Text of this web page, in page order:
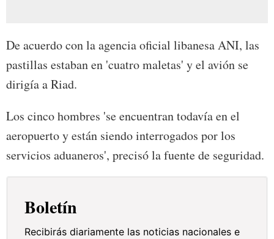
De acuerdo con la agencia oficial libanesa ANI, las
pastillas estaban en 'cuatro maletas' y el avión se
dirigía a Riad.
Los cinco hombres 'se encuentran todavía en el
aeropuerto y están siendo interrogados por los
servicios aduaneros', precisó la fuente de seguridad.
Boletín
Recibirás diariamente las noticias nacionales e